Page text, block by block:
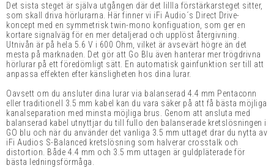
Det sista steget är själva utgången där det lillla förstärkarsteget sitter,
som skall driva hörlurarna. Här finner vi iFi Audio´s Direct Drive-
koncept med en symmetrisk twin-mono konfiguation, som ger en
kortare signalväg för en mer detaljerad och upplöst återgivning.
Utnivån är på hela 5.6 V i 600 Ohm, vilket är avsevärt högre än det
mesta på marknaden. Det gör att Go Blu även hanterar mer trögdrivna
hörlurar på ett föredömligt sätt. En automatisk gainfunktion ser till att
anpassa effekten efter känsligheten hos dina lurar.
Oavsett om du ansluter dina lurar via balanserad 4.4 mm Pentaconn
eller traditionell 3.5 mm kabel kan du vara säker på att få bästa möjliga
kanalseparation med minsta möjliga brus. Genom att ansluta med
balanserad kabel utnyttjar du till fullo den balanserade kretslösningen i
GO blu och när du använder det vanliga 3.5 mm uttaget drar du nytta av
iFi Audios S-Balanced kretslösning som halverar crosstalk och
distortion. Både 4.4 mm och 3.5 mm uttagen är guldpläterade för
bästa ledningsförmåga.